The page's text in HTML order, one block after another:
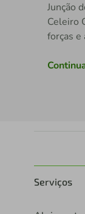
Junção
Celeiro
forças e
Serviços